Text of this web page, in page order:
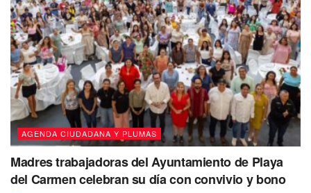
AGENDA CIUDADANA Y PLUMAS
Madres trabajadoras del Ayuntamiento de Playa
del Carmen celebran su día con convivio y bono